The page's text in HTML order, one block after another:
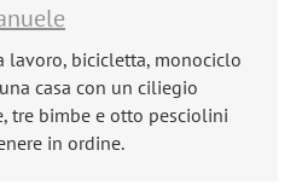
lavoro, bicicletta, monociclo
casa con un ciliegio
tre bimbe e otto pesciolini
in ordine.